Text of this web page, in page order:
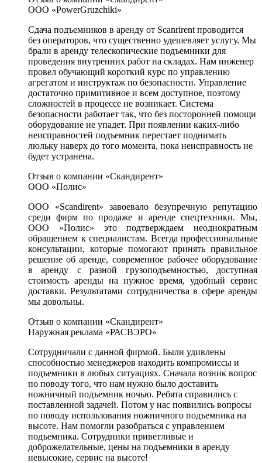
ООО «PowerGruzchiki»
Сдача подъемников в аренду от Scanrirent проводится
без операторов, что существенно удешевляет услугу. Мы
брали в аренду телескопические подъемники для
проведения внутренних работ на складах. Нам инженер
провел обучающий короткий курс по управлению
агрегатом и инструктаж по безопасности. Управление
достаточно примитивное и всем доступное, поэтому
сложностей в процессе не возникает. Система
безопасности работает так, что без посторонней помощи
оборудование не упадет. При появлении каких-либо
неисправностей подъемник перестает поднимать
люльку наверх до того момента, пока неисправность не
будет устранена.
Отзыв о компании «Скандирент»
ООО «Полис»
ООО «Scandirent» завоевало безупречную репутацию
среди фирм по продаже и аренде спецтехники. Мы,
ООО «Полис» это подтверждаем неоднократным
обращением к специалистам. Всегда профессиональные
консультации, которые помогают принять правильное
решение об аренде, современное рабочее оборудование
в аренду с разной грузоподъемностью, доступная
стоимость аренды на нужное время, удобный сервис
доставки. Результатами сотрудничества в сфере аренды
мы довольны.
Отзыв о компании «Скандирент»
Наружная реклама «РАСВЭРО»
Сотрудничали с данной фирмой. Были удивлены
способностью менеджеров находить компромиссы и
подъемники в любых ситуациях. Сначала возник вопрос
по поводу того, что нам нужно было доставить
ножничный подъемник ночью. Ребята справились с
поставленной задачей. Потом у нас появились вопросы
по поводу использования ножничного подъемника на
высоте. Нам помогли разобраться с управлением
подъемника. Сотрудники приветливые и
доброжелательные, цены на подъемники в аренду
невысокие, сервис на высоте!